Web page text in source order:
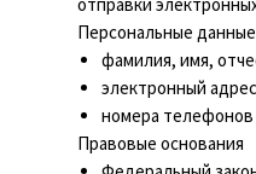
Персональные данные
фамилия, имя,
электронный адрес
номера телефонов
Правовые основания